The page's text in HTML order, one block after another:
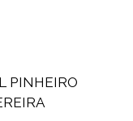
PINHEIRO